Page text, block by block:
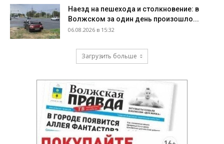
Наезд на пешехода и столкновение: в
Волжском за один день произошло...
06.08.2026 в 15:32
Загрузить больше